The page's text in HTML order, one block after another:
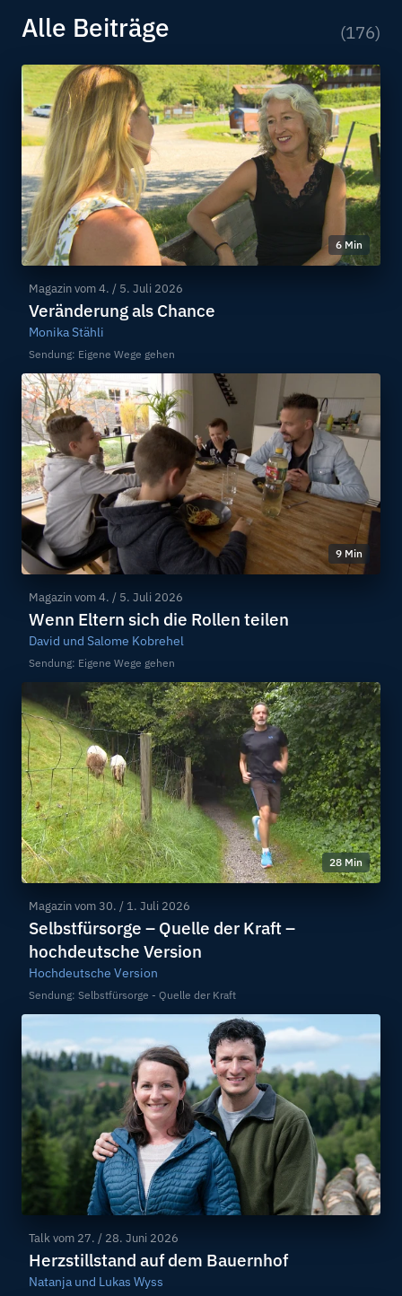
Alle Beiträge (176)
6 Min
Magazin vom4. / 5. Juli 2026
Veränderung als Chance
Monika Stähli
Sendung: Eigene Wege gehen
9 Min
Magazin vom4. / 5. Juli 2026
Wenn Eltern sich die Rollen teilen
David und Salome Kobrehel
Sendung: Eigene Wege gehen
28 Min
Magazin vom30. / 1. Juli 2026
Selbstfürsorge – Quelle der Kraft –
hochdeutsche Version
Hochdeutsche Version
Sendung: Selbstfürsorge - Quelle der Kraft
Talk vom 27. / 28. Juni 2026
Herzstillstand auf dem Bauernhof
Natanja und Lukas Wyss